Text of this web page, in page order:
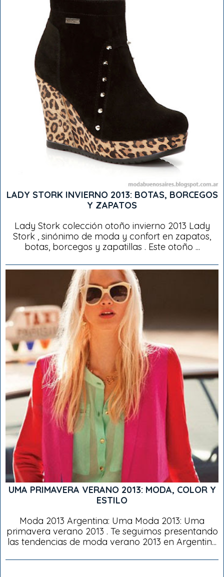
LADY STORK INVIERNO 2013: BOTAS, BORCEGOS
Y ZAPATOS
Lady Stork colección otoño invierno 2013 Lady
Stork , sinónimo de moda y confort en zapatos,
botas, borcegos y zapatillas . Este otoño ...
UMA PRIMAVERA VERANO 2013: MODA, COLOR Y
ESTILO
Moda 2013 Argentina: Uma Moda 2013: Uma
primavera verano 2013 . Te seguimos presentando
las tendencias de moda verano 2013 en Argentin...